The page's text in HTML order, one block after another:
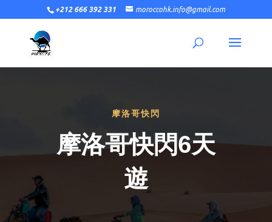
+212 666 392 331 moroccohk.info@gmail.com
摩洛哥快閃
摩洛哥快閃6天
遊